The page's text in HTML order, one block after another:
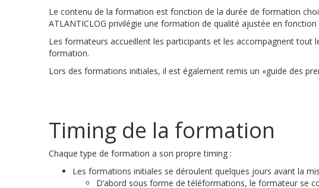
Le contenu de la formation est fonction de la durée de formation
ATLANTICLOG privilégie une formation de qualité ajustée en
Les formateurs accueillent les participants et les accompagnent tout
formation.
Lors des formations initiales, il est également remis un «guide des
Timing de la formation
Chaque type de formation a son propre timing :
Les formations initiales se déroulent quelques jours avant la
D’abord sous forme de téléformations, le formateur se